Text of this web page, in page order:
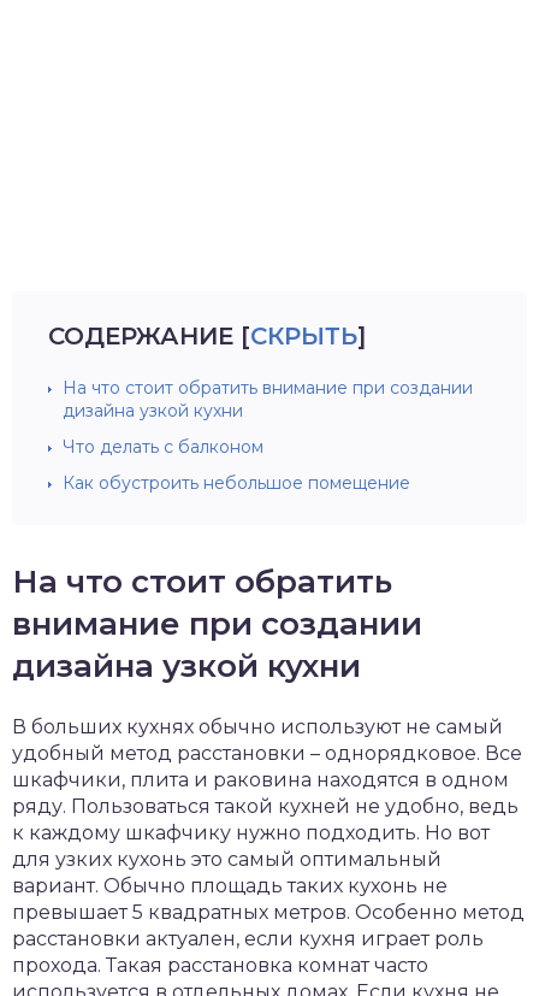
СОДЕРЖАНИЕ [СКРЫТЬ]
На что стоит обратить внимание при создании
дизайна узкой кухни
Что делать с балконом
Как обустроить небольшое помещение
На что стоит обратить
внимание при создании
дизайна узкой кухни
В больших кухнях обычно используют не самый
удобный метод расстановки – однорядковое. Все
шкафчики, плита и раковина находятся в одном
ряду. Пользоваться такой кухней не удобно, ведь
к каждому шкафчику нужно подходить. Но вот
для узких кухонь это самый оптимальный
вариант. Обычно площадь таких кухонь не
превышает 5 квадратных метров. Особенно метод
расстановки актуален, если кухня играет роль
прохода. Такая расстановка комнат часто
используется в отдельных домах. Если кухня не